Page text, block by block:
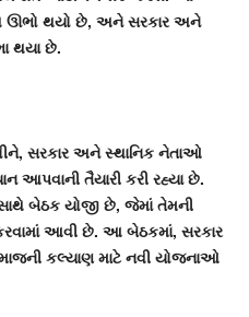
ઊભો થયો છે, અને સરકાર અને
થયા છે.
સરકાર અને સ્થાનિક નેતાઓ
આપવાની તૈયારી કરી રહ્યા છે.
બેઠક યોજી છે, જેમાં તેમની
આવી છે. આ બેઠકમાં, સરકાર
કલ્યાણ માટે નવી યોજનાઓ